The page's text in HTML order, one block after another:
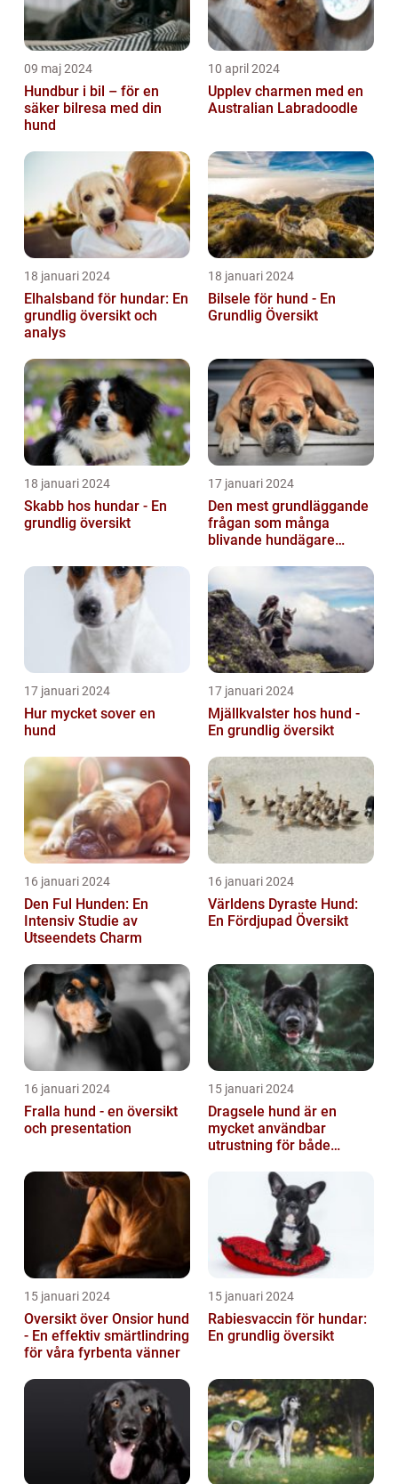
09 maj 2024
Hundbur i bil – för en
säker bilresa med din
hund
10 april 2024
Upplev charmen med en
Australian Labradoodle
18 januari 2024
Elhalsband för hundar: En
grundlig översikt och
analys
18 januari 2024
Bilsele för hund - En
Grundlig Översikt
18 januari 2024
Skabb hos hundar - En
grundlig översikt
17 januari 2024
Den mest grundläggande
frågan som många
blivande hundägare
hund dräktig...
17 januari 2024
Hur mycket sover en
hund
17 januari 2024
Mjällkvalster hos hund -
En grundlig översikt
16 januari 2024
Den Ful Hunden: En
Intensiv Studie av
Utseendets Charm
16 januari 2024
Världens Dyraste Hund:
En Fördjupad Översikt
16 januari 2024
Fralla hund - en översikt
och presentation
15 januari 2024
Dragsele hund är en
mycket användbar
utrustning för både
15 januari 2024
Oversikt över Onsior hund
- En effektiv smärtlindring
för våra fyrbenta vänner
15 januari 2024
Rabiesvaccin för hundar:
En grundlig översikt